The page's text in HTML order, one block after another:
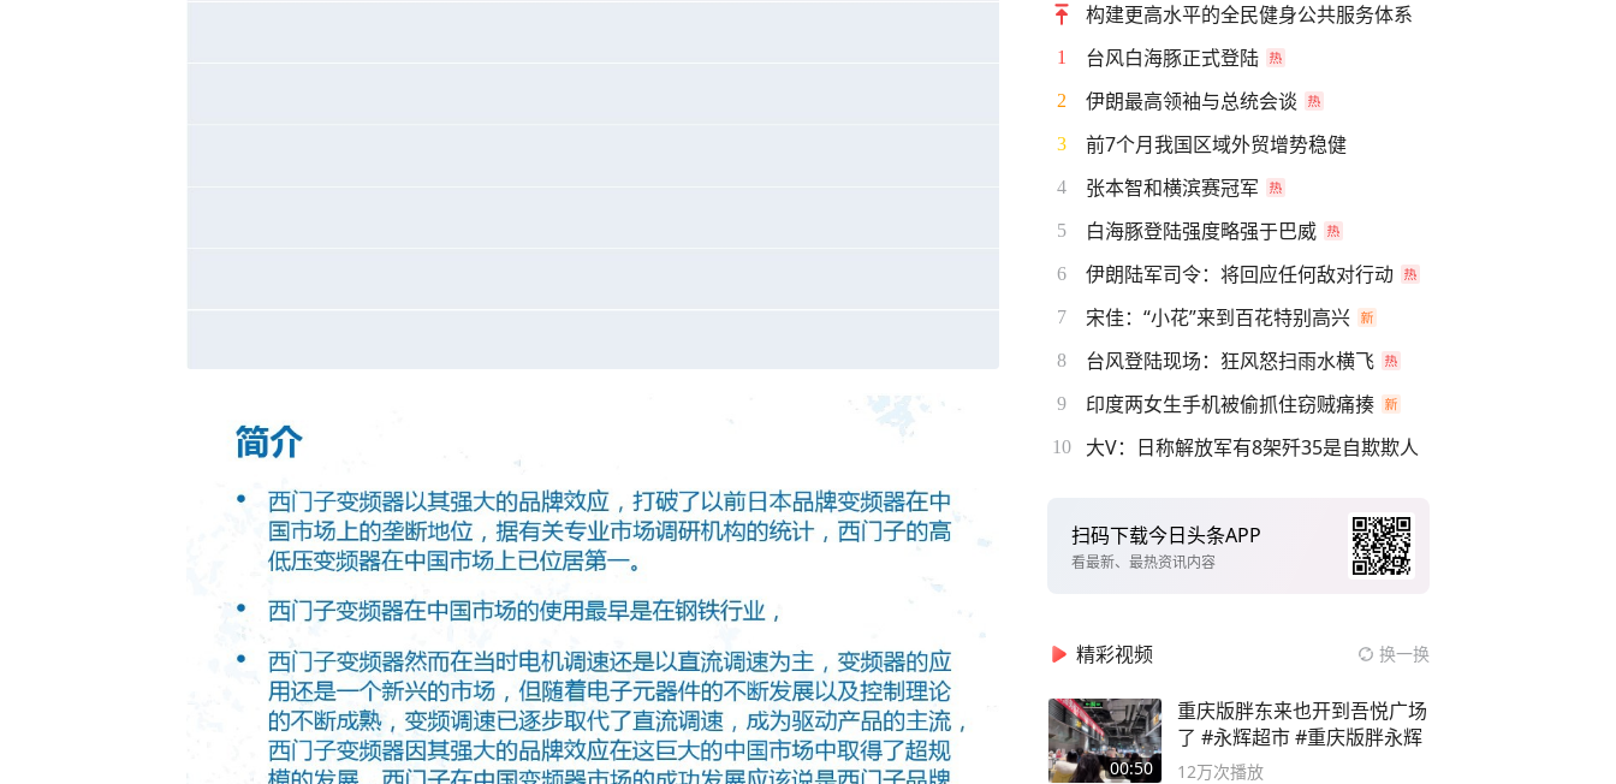
构建更高水平的全民健身公共服务体系
1 台风白海豚正式登陆
2 伊朗最高领袖与总统会谈
3 前7个月我国区域外贸增势稳健
4 张本智和横滨赛冠军
5 白海豚登陆强度略强于巴威
6 伊朗陆军司令：将回应任何敌对行动
7 宋佳：“小花”来到百花特别高兴
8 台风登陆现场：狂风怒扫雨水横飞
9 印度两女生手机被偷抓住窃贼痛揍
10 大V：日称解放军有8架歼35是自欺欺人
扫码下载今日头条APP
看最新、最热资讯内容
精彩视频 换一换
00:50
重庆版胖东来也开到吾悦广场
了 #永辉超市 #重庆版胖永辉
12万次播放